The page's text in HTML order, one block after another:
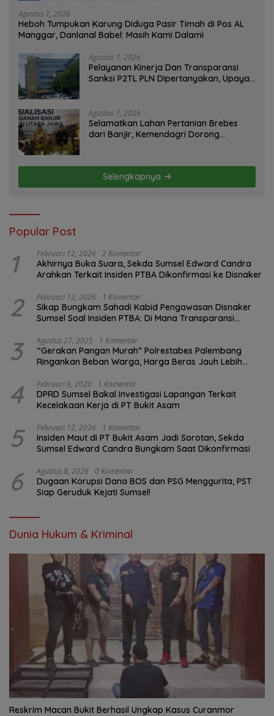
Agustus 7, 2026
Heboh Tumpukan Karung Diduga Pasir Timah di Pos AL
Manggar, Danlanal Babel: Masih Kami Dalami
Agustus 7, 2026
Pelayanan Kinerja Dan Transparansi
Sanksi P2TL PLN Dipertanyakan, Upaya
Agustus 7, 2026
Selamatkan Lahan Pertanian Brebes
dari Banjir, Kemendagri Dorong
Selengkapnya
Popular Post
1 Februari 12, 2026 2 Komentar
Akhirnya Buka Suara, Sekda Sumsel Edward Candra
Arahkan Terkait Insiden PTBA Dikonfirmasi ke Disnaker
2 Februari 12, 2026 1 Komentar
Sikap Bungkam Sahadi Kabid Pengawasan Disnaker
Sumsel Soal Insiden PTBA: Di Mana Transparansi
3 Agustus 27, 2025 1 Komentar
“Gerakan Pangan Murah” Polrestabes Palembang
Ringankan Beban Warga, Harga Beras Jauh Lebih
4 Februari 9, 2026 1 Komentar
DPRD Sumsel Bakal Investigasi Lapangan Terkait
Kecelakaan Kerja di PT Bukit Asam
5 Februari 12, 2026 1 Komentar
Insiden Maut di PT Bukit Asam Jadi Sorotan, Sekda
Sumsel Edward Candra Bungkam Saat Dikonfirmasi
6 Agustus 8, 2026 0 Komentar
Dugaan Korupsi Dana BOS dan PSG Menggurita, PST
Siap Geruduk Kejati Sumsel!
Dunia Hukum & Kriminal
Reskrim Macan Bukit Berhasil Ungkap Kasus Curanmor